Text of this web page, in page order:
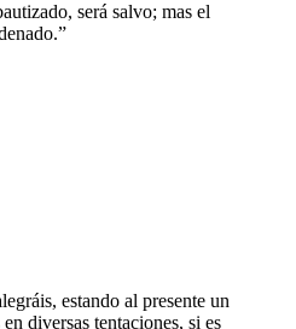
será salvo; mas el
”
estando al presente un
diversas tentaciones, si es